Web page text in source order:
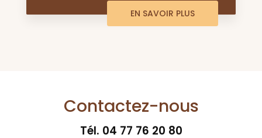
EN SAVOIR PLUS
Contactez-nous
Tél. 04 77 76 20 80